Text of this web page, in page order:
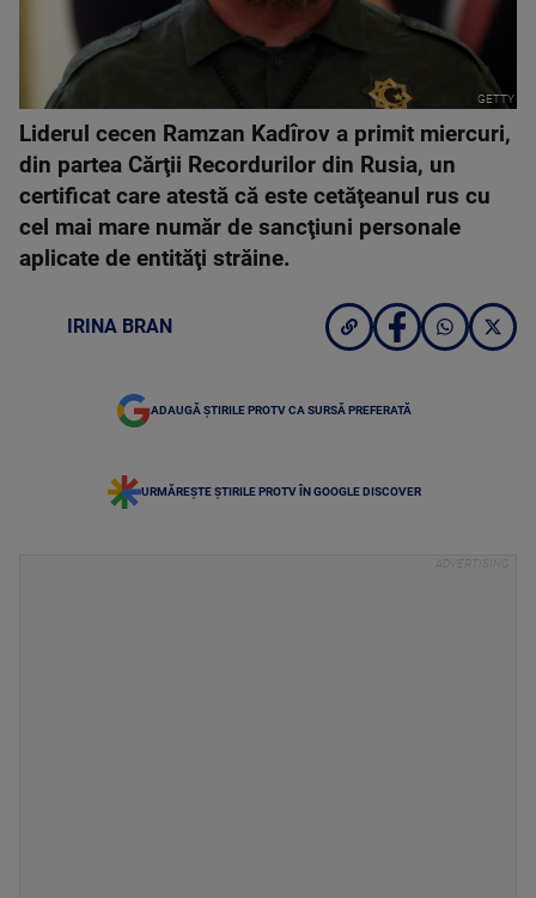
GETTY
Liderul cecen Ramzan Kadîrov a primit miercuri,
din partea Cărţii Recordurilor din Rusia, un
certificat care atestă că este cetăţeanul rus cu
cel mai mare număr de sancţiuni personale
aplicate de entităţi străine.
IRINA BRAN
ADAUGĂ ȘTIRILE PROTV CA SURSĂ PREFERATĂ
URMĂREȘTE ȘTIRILE PROTV ÎN GOOGLE DISCOVER